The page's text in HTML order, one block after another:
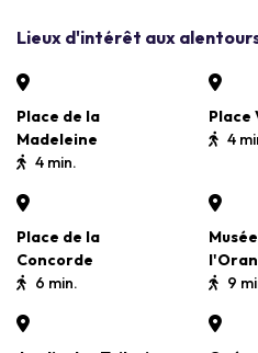
Lieux d'intérêt aux
Place de la
Madeleine
4 min.
Place
4
Place de la
Concorde
6 min.
9